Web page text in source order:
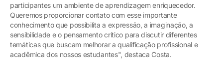
participantes um ambiente de aprendizagem enriquecedor.
Queremos proporcionar contato com esse importante
conhecimento que possibilita a expressão, a imaginação, a
sensibilidade e o pensamento crítico para discutir diferentes
temáticas que buscam melhorar a qualificação profissional e
acadêmica dos nossos estudantes", destaca Costa.